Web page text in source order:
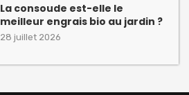
La consoude est-elle le
meilleur engrais bio au jardin ?
28 juillet 2026